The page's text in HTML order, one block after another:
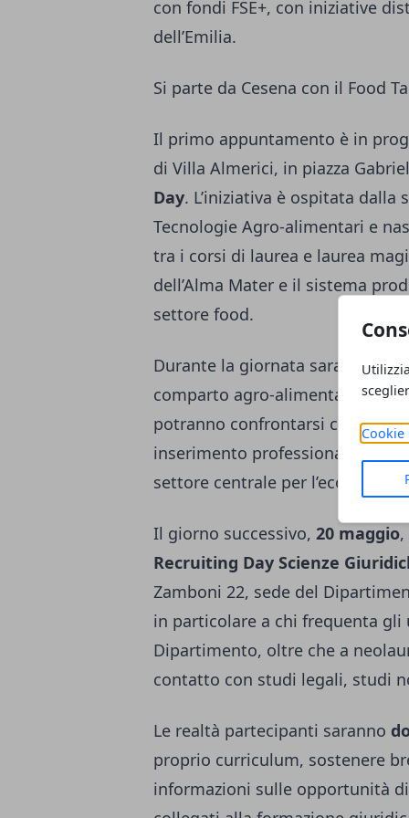
Cookie
con fondi FSE+, con iniziative
dell’Emilia.
Si parte da Cesena con il Food
Il primo appuntamento è in
di Villa Almerici, in piazza
Day. L’iniziativa è ospitata dalla
Tecnologie Agro-alimentari e
tra i corsi di laurea e laurea
dell’Alma Mater e il sistema
settore food.
Durante la giornata saranno
comparto agro-alimentare.
potranno confrontarsi con i
inserimento professionale e
settore centrale per l’economia
Il giorno successivo, 20 maggio
Recruiting Day Scienze
Zamboni 22, sede del
in particolare a chi frequenta
Dipartimento, oltre che a
contatto con studi legali, studi
Le realtà partecipanti saranno
proprio curriculum, sostenere
informazioni sulle opportunità